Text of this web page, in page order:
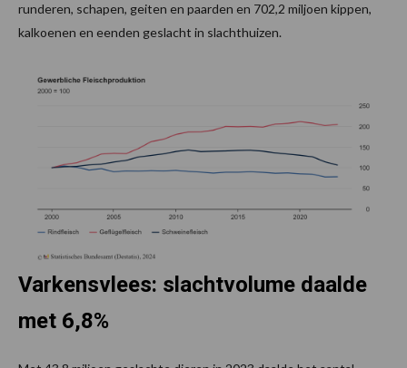
runderen, schapen, geiten en paarden en 702,2 miljoen kippen,
kalkoenen en eenden geslacht in slachthuizen.
Varkensvlees: slachtvolume daalde
met 6,8%